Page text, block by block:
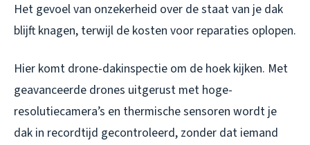
Het gevoel van onzekerheid over de staat van je dak
blijft knagen, terwijl de kosten voor reparaties oplopen.
Hier komt drone-dakinspectie om de hoek kijken. Met
geavanceerde drones uitgerust met hoge-
resolutiecamera’s en thermische sensoren wordt je
dak in recordtijd gecontroleerd, zonder dat iemand